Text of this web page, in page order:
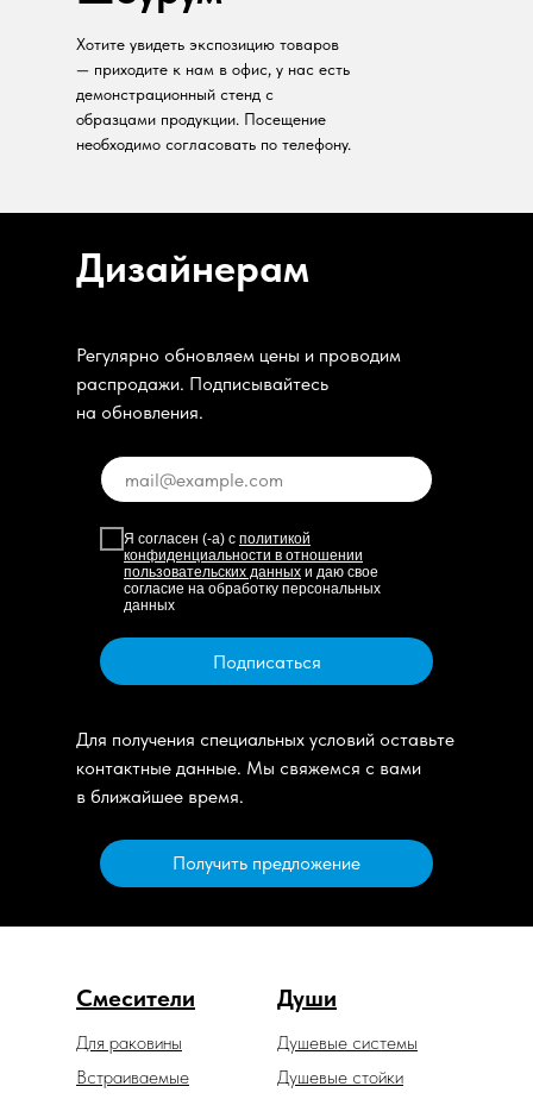
Хотите увидеть экспозицию товаров
— приходите к нам в офис, у нас есть
демонстрационный стенд с
образцами продукции. Посещение
необходимо согласовать по телефону.
Дизайнерам
Регулярно обновляем цены и проводим
распродажи. Подписывайтесь
на обновления.
Я согласен (-а) с политикой
конфиденциальности в отношении
пользовательских данных и даю свое
согласие на обработку персональных
данных
Подписаться
Для получения специальных условий оставьте
контактные данные. Мы свяжемся с вами
в ближайшее время.
Получить предложение
Смесители Души
Душевые системы
Встраиваемые
Для раковины
Душевые стойки